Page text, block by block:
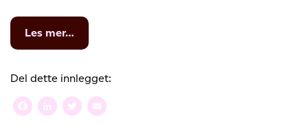
Les mer…
Fortsatt
av
private
.no-
domener
Del dette innlegget:
Facebook
LinkedIn
Twitter